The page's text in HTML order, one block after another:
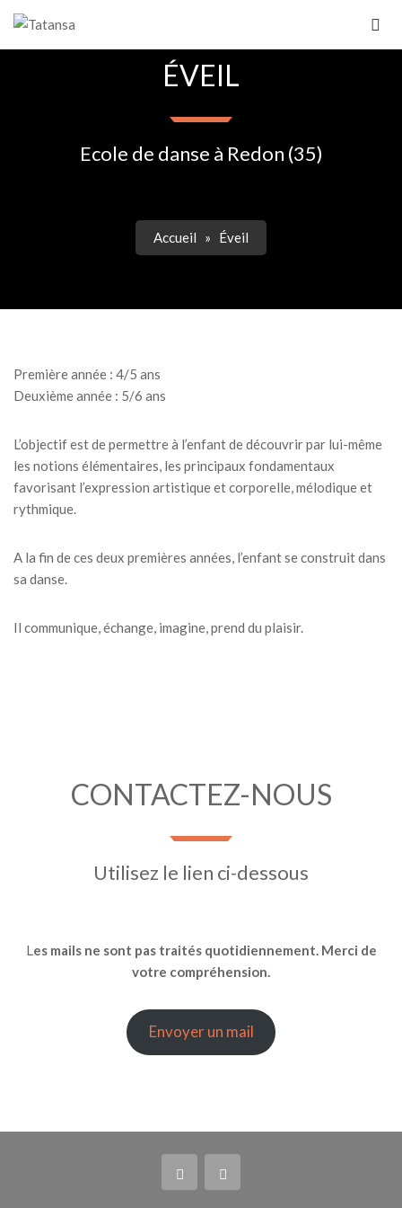
ÉVEIL
Ecole de danse à Redon (35)
Accueil » Éveil
Première année : 4/5 ans
Deuxième année : 5/6 ans
L’objectif est de permettre à l’enfant de découvrir par lui-même
les notions élémentaires, les principaux fondamentaux
favorisant l’expression artistique et corporelle, mélodique et
rythmique.
A la fin de ces deux premières années, l’enfant se construit dans
sa danse.
Il communique, échange, imagine, prend du plaisir.
CONTACTEZ-NOUS
Utilisez le lien ci-dessous
Les mails ne sont pas traités quotidiennement. Merci de
votre compréhension.
Envoyer un mail